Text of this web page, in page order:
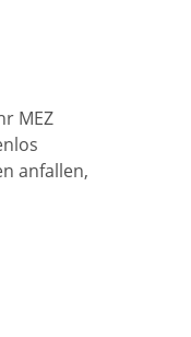
MEZ
anfallen,